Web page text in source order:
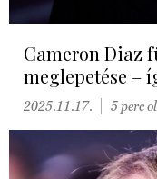
Cameron Diaz
meglepetése –
2025.11.17. 5 perc